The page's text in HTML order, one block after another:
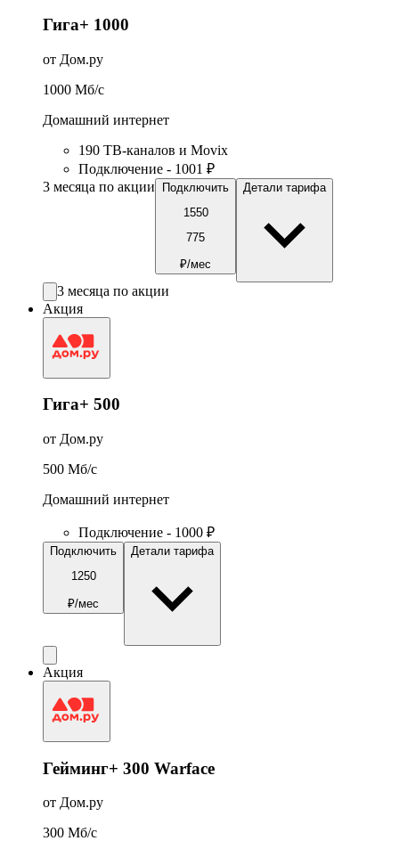
Гига+ 1000
от Дом.ру
1000 Мб/c
Домашний интернет
190 ТВ-каналов и Movix
Подключение - 1001 ₽
3 месяца по акции
Подключить
1550
775
₽/мес
Детали тарифа
3 месяца по акции
Акция
Гига+ 500
от Дом.ру
500 Мб/c
Домашний интернет
Подключение - 1000 ₽
Подключить
1250
₽/мес
Детали тарифа
Акция
Гейминг+ 300 Warface
от Дом.ру
300 Мб/c